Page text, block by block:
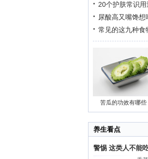
20个护肤常识
尿酸高又嘴馋
常见的这九种食
苦瓜的功效有哪些
养生看点
警惕 这类人不能